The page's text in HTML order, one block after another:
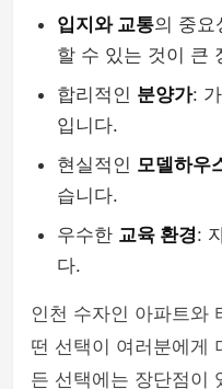
입지와 교통의 중요
할 수 있는 것이 큰
합리적인 분양가:
입니다.
현실적인 모델하우
습니다.
우수한 교육 환경:
다.
인천 수자인 아파트와
떤 선택이 여러분에게
든 선택에는 장단점이